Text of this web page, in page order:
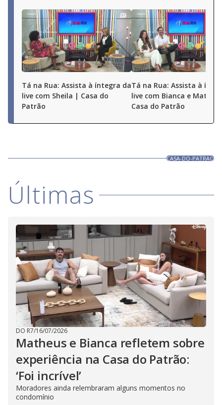
Tá na Rua: Assista à íntegra da
live com Sheila | Casa do
Patrão
Tá na Rua: Assista à
live com Bianca e
Casa do Patrão
CASA-DO-PATRAO
Últimas
DO R7/16/07/2026
Matheus e Bianca refletem sobre
experiência na Casa do Patrão:
‘Foi incrível’
Moradores ainda relembraram alguns momentos no
condomínio